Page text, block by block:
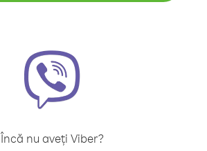
Încă nu aveți Viber?